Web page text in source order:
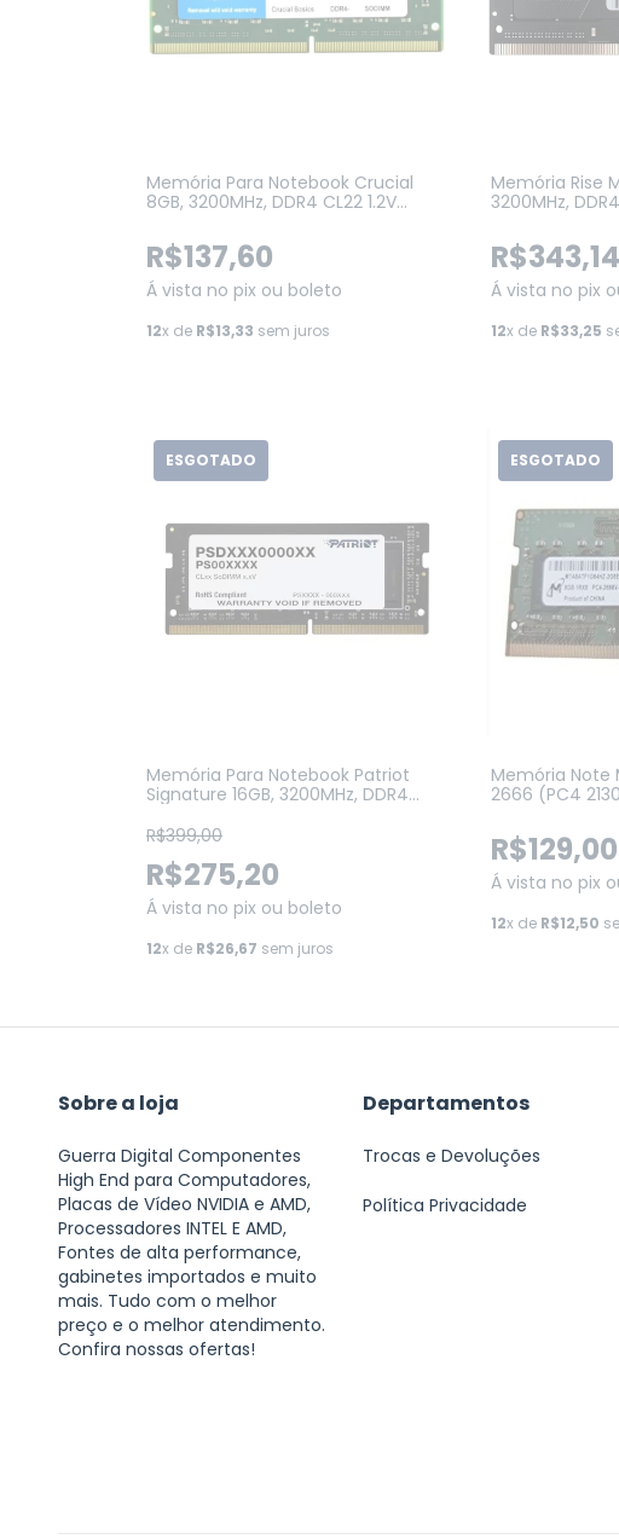
Memória Para Notebook Crucial
8GB, 3200MHz, DDR4 CL22 1.2V
R$137,60
Á vista no pix ou boleto
12x de R$13,33 sem juros
Memória Rise
3200MHz,
R$343,14
Á vista no pix
12x de R$33,25
ESGOTADO
Memória Para Notebook Patriot
Signature 16GB, 3200MHz, DDR4
(PSD416G320081S)
R$399,00
R$275,20
Á vista no pix ou boleto
12x de R$26,67 sem juros
ESGOTADO
Memória Note
2666 (PC4
R$129,00
Á vista no pix
12x de R$12,50
Sobre a loja
Guerra Digital Componentes
High End para Computadores,
Placas de Vídeo NVIDIA e AMD,
Processadores INTEL E AMD,
Fontes de alta performance,
gabinetes importados e muito
mais. Tudo com o melhor
preço e o melhor atendimento.
Confira nossas ofertas!
Departamentos
Trocas e Devoluções
Política Privacidade